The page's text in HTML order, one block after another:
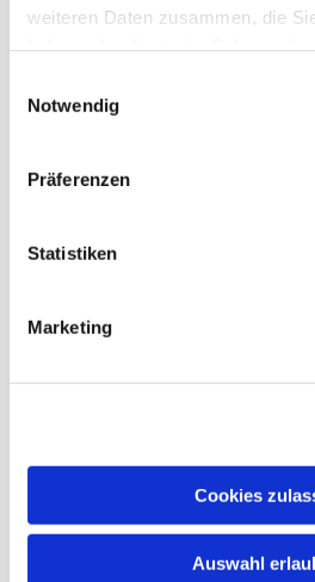
weiteren Daten zusammen, die
Notwendig
Präferenzen
Statistiken
Marketing
Cookies
Auswahl
ab 16.00 Uhr
Jugendkeller/
Gabriele, Rebekka,
Dies könnte